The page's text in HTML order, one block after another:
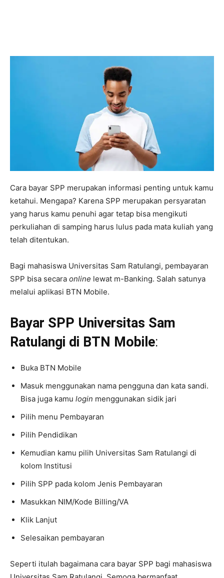
Cara bayar SPP merupakan informasi penting untuk kamu
ketahui. Mengapa? Karena SPP merupakan persyaratan
yang harus kamu penuhi agar tetap bisa mengikuti
perkuliahan di samping harus lulus pada mata kuliah yang
telah ditentukan.
Bagi mahasiswa Universitas Sam Ratulangi, pembayaran
SPP bisa secara online lewat m-Banking. Salah satunya
melalui aplikasi BTN Mobile.
Bayar SPP Universitas Sam
Ratulangi di BTN Mobile:
Buka BTN Mobile
Masuk menggunakan nama pengguna dan kata sandi.
Bisa juga kamu login menggunakan sidik jari
Pilih menu Pembayaran
Pilih Pendidikan
Kemudian kamu pilih Universitas Sam Ratulangi di
kolom Institusi
Pilih SPP pada kolom Jenis Pembayaran
Masukkan NIM/Kode Billing/VA
Klik Lanjut
Selesaikan pembayaran
Seperti itulah bagaimana cara bayar SPP bagi mahasiswa